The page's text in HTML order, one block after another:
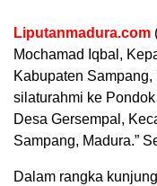
Liputanmadura.com
Mochamad Iqbal,
Kabupaten
silaturahmi ke
Desa Gersempal,
Sampang, Madura.”
Dalam rangka